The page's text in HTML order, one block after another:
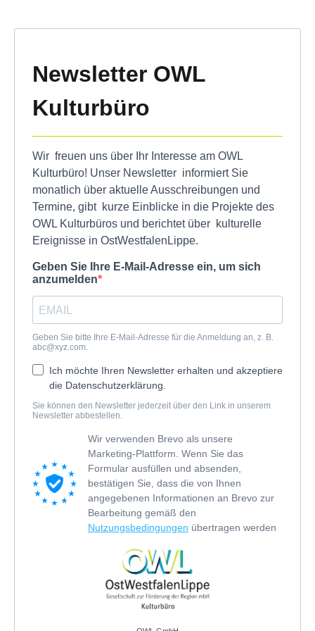
Newsletter OWL
Kulturbüro
Wir freuen uns über Ihr Interesse am OWL
Kulturbüro! Unser Newsletter informiert Sie
monatlich über aktuelle Ausschreibungen und
Termine, gibt kurze Einblicke in die Projekte des
OWL Kulturbüros und berichtet über kulturelle
Ereignisse in OstWestfalenLippe.
Geben Sie Ihre E-Mail-Adresse ein, um sich
anzumelden
Geben Sie bitte Ihre E-Mail-Adresse für die Anmeldung an, z. B.
abc@xyz.com.
Ich möchte Ihren Newsletter erhalten und akzeptiere
die Datenschutzerklärung.
Sie können den Newsletter jederzeit über den Link in unserem
Newsletter abbestellen.
Wir verwenden Brevo als unsere
Marketing-Plattform. Wenn Sie das
Formular ausfüllen und absenden,
bestätigen Sie, dass die von Ihnen
angegebenen Informationen an Brevo zur
Bearbeitung gemäß den
Nutzungsbedingungen übertragen werden